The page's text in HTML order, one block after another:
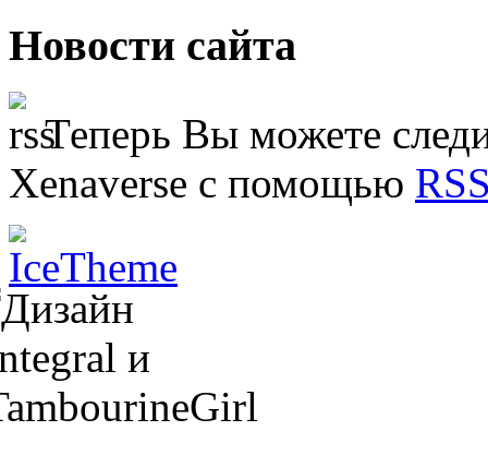
Новости сайта
Теперь Вы можете
Xenaverse с помощью